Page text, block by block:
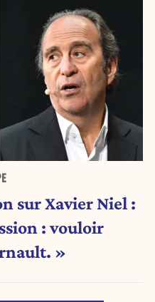
sur Xavier Niel :
: vouloir
»